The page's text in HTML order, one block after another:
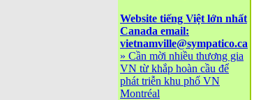
Website tiếng Việt lớn nhất
Canada email:
vietnamville@sympatico.ca
» Cần mời nhiều thương gia
VN từ khắp hoàn cầu để
phát triễn khu phố VN
Montréal